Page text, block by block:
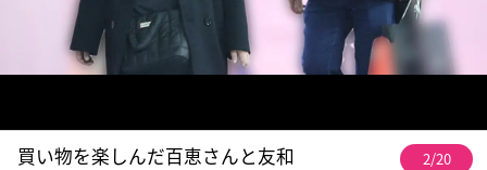
買い物を楽しんだ百恵さんと友和 2/20